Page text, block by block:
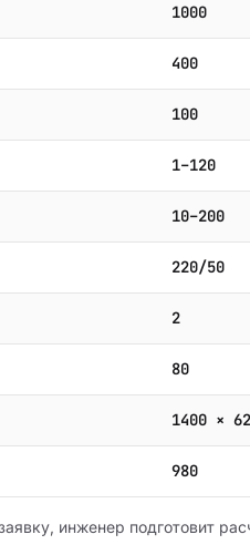
1000
400
100
1–120
10–200
220/50
2
80
1400 ×
980
инженер подготовит